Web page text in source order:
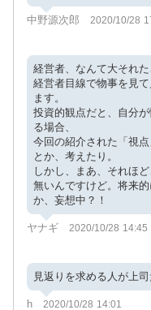
中野源次郎 2020/10/28
経営者、なんて大それた
経営者目線で物事を見
ます。
投資的観点だと、自分
る場合、
今回の紹介された「視
とか、考えたり。
しかし、まあ、それほ
無いんですけど。将来
か、妄想中？！
ヤナギ 2020/10/28 14:45
見返りを求める人が上
h 2020/10/28 14:01